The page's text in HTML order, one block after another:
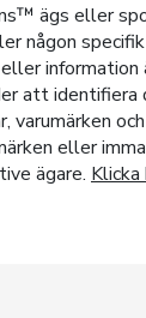
ägs eller
någon specifik
att identifiera
varumärken
eller
ägare. Klicka